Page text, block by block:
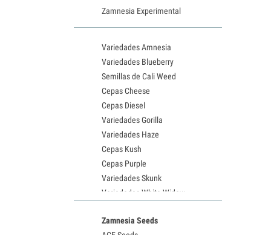
Zamnesia Experimental
Variedades Amnesia
Variedades Blueberry
Semillas de Cali Weed
Cepas Cheese
Cepas Diesel
Variedades Gorilla
Variedades Haze
Cepas Kush
Cepas Purple
Variedades Skunk
Variedades White Widow
Semillas de Granddaddy Purple
Zamnesia Seeds